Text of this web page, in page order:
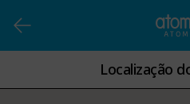
Localização